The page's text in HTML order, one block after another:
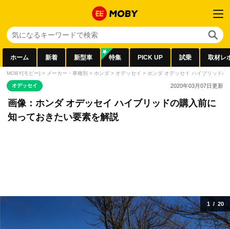
ホーム 新着 新型車 特集 PICK UP 試乗 取材レ
MOBY[モビー] > メーカー・車種別 > ホンダ > オデッセイ > ホンダ オデッセイ ハイブリッド
オデッセイ 2020年03月07日更新
画像：ホンダ オデッセイ ハイブリッドの購入前に
知っておきたい要素を解説
1/20